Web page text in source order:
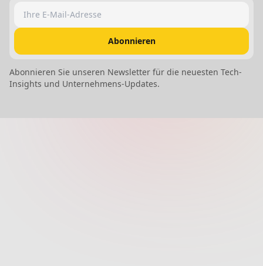
Ihre E-Mail-Adresse
Abonnieren
Abonnieren Sie unseren Newsletter für die neuesten Tech-
Insights und Unternehmens-Updates.